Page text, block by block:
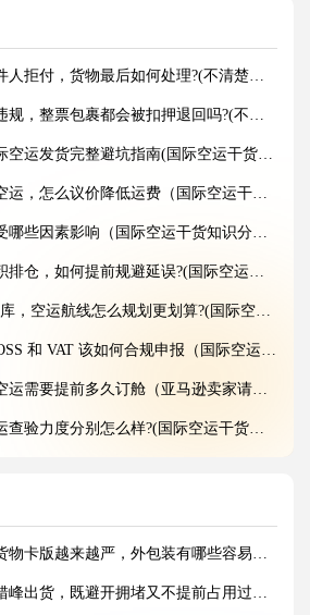
，货物最后如何处理?(不清楚的外贸人看过来)
包裹都会被扣押退回吗?(不清楚的外贸人看过来)
发货完整避坑指南(国际空运干货知识分享)
怎么议价降低运费（国际空运干货知识分享）
些因素影响（国际空运干货知识分享）
，如何提前规避延误?(国际空运干货知识分享)
运航线怎么规划更划算?(国际空运干货知识分享)
VAT 该如何合规申报（国际空运干货知识分享）
需要提前多久订舱（亚马逊卖家请注意）
力度分别怎么样?(国际空运干货知识分享)
报填错有什么后果?(国际空运干货知识分享)
临哪些罚款与处罚?(国际空运干货知识分享)
多久可以清关放行?(国际空运干货知识分享)
严，外包装有哪些容易忽略的细节（亚马逊干货知识分享）
避开拥堵又不提前占用过多资金（国际海运干货知识分享）